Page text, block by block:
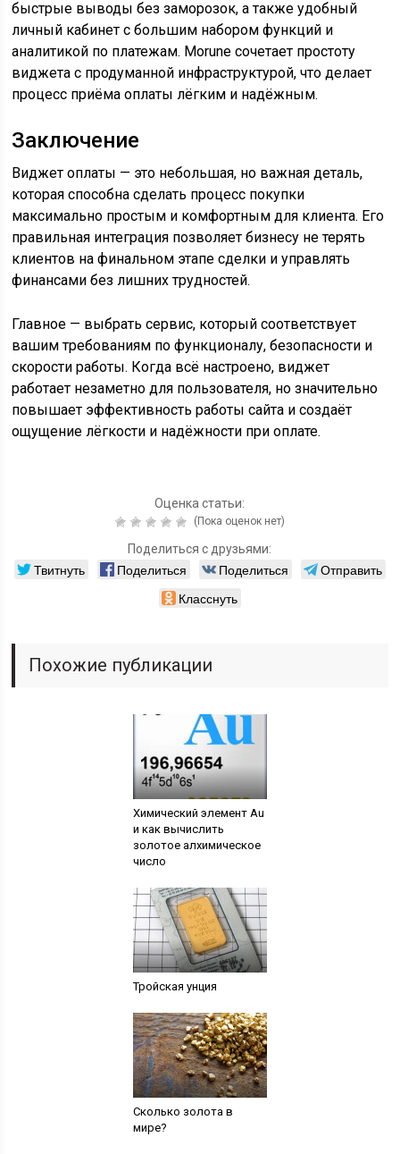
быстрые выводы без заморозок, а также удобный
личный кабинет с большим набором функций и
аналитикой по платежам. Morune сочетает простоту
виджета с продуманной инфраструктурой, что делает
процесс приёма оплаты лёгким и надёжным.
Заключение
Виджет оплаты — это небольшая, но важная деталь,
которая способна сделать процесс покупки
максимально простым и комфортным для клиента. Его
правильная интеграция позволяет бизнесу не терять
клиентов на финальном этапе сделки и управлять
финансами без лишних трудностей.
Главное — выбрать сервис, который соответствует
вашим требованиям по функционалу, безопасности и
скорости работы. Когда всё настроено, виджет
работает незаметно для пользователя, но значительно
повышает эффективность работы сайта и создаёт
ощущение лёгкости и надёжности при оплате.
Оценка статьи:
(Пока оценок нет)
Поделиться с друзьями:
Твитнуть Поделиться Поделиться
Отправить
Класснуть
Похожие публикации
Химический элемент Au
и как вычислить
золотое алхимическое
число
Тройская унция
Сколько золота в
мире?